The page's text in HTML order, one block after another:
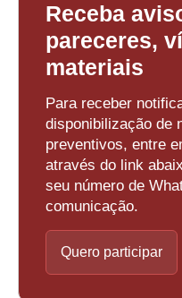
Receba
pareceres,
materiais
Para receber
disponibilização de
preventivos, entre
através do link
seu número de
comunicação.
Quero participar